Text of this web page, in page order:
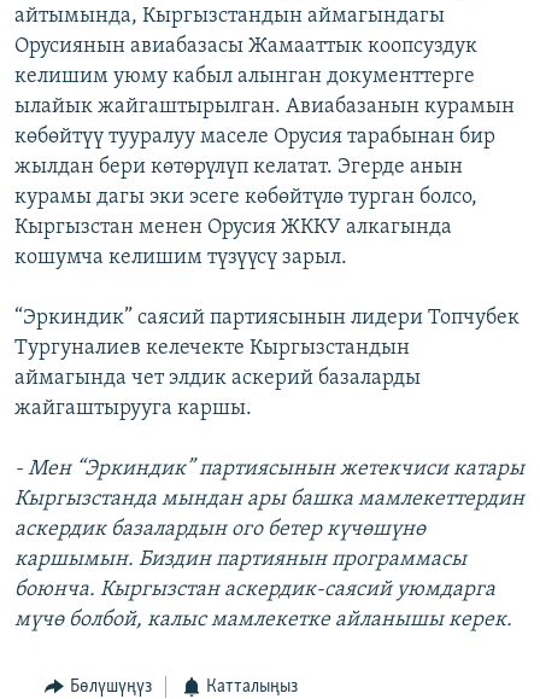
айтымында, Кыргызстандын аймагындагы
Орусиянын авиабазасы Жамааттык коопсуздук
келишим уюму кабыл алынган документтерге
ылайык жайгаштырылган. Авиабазанын курамын
көбөйтүү тууралуу маселе Орусия тарабынан бир
жылдан бери көтөрүлүп келатат. Эгерде анын
курамы дагы эки эсеге көбөйтүлө турган болсо,
Кыргызстан менен Орусия ЖККУ алкагында
кошумча келишим түзүүсү зарыл.
“Эркиндик” саясий партиясынын лидери Топчубек
Тургуналиев келечекте Кыргызстандын
аймагында чет элдик аскерий базаларды
жайгаштырууга каршы.
- Мен “Эркиндик” партиясынын жетекчиси катары
Кыргызстанда мындан ары башка мамлекеттердин
аскердик базалардын ого бетер күчөшүнө
каршымын. Биздин партиянын программасы
боюнча. Кыргызстан аскердик-саясий уюмдарга
мүчө болбой, калыс мамлекетке айланышы керек.
Бөлүшүңүз Катталыңыз